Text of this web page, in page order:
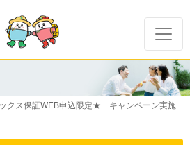
クス保証WEB申込限定★ キャンペーン実施